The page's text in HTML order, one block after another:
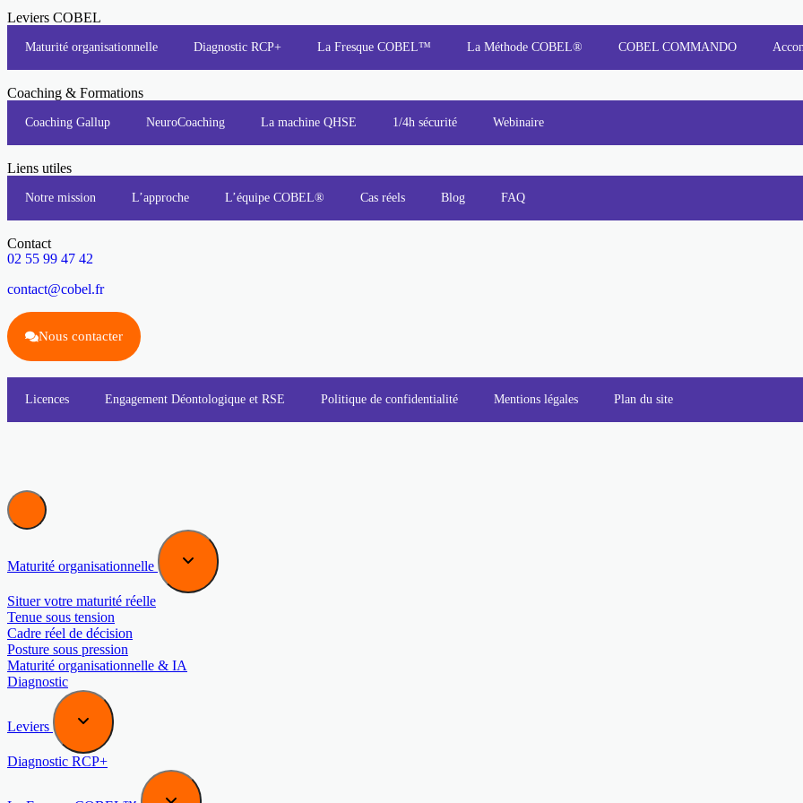
Leviers COBEL
Maturité organisationnelle Diagnostic RCP+ La Fresque COBEL™ La Méthode COBEL® COBEL COMMANDO
Coaching & Formations
Coaching Gallup NeuroCoaching La machine QHSE 1/4h sécurité Webinaire
Liens utiles
Notre mission L’approche L’équipe COBEL® Cas réels Blog FAQ
Contact
02 55 99 47 42
contact@cobel.fr
Nous contacter
Licences Engagement Déontologique et RSE Politique de confidentialité Mentions légales Plan du site
Maturité organisationnelle
Situer votre maturité réelle
Tenue sous tension
Cadre réel de décision
Posture sous pression
Maturité organisationnelle & IA
Diagnostic
Leviers
Diagnostic RCP+